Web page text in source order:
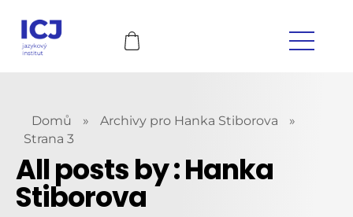
Domů » Archivy pro Hanka Stiborova
»
Strana 3
All posts by : Hanka
Stiborova